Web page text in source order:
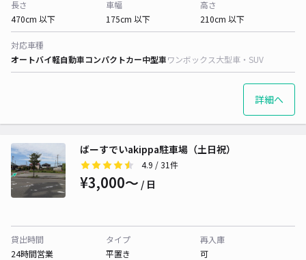
長さ
470cm 以下
車幅
175cm 以下
高さ
210cm 以下
対応車種
オートバイ軽自動車コンパクトカー中型車ワンボックス大型車・SUV
詳細へ
ばーすでいakippa駐車場（土日祝）
4.9 / 31件
¥3,000〜 / 日
貸出時間
24時間営業
タイプ
平置き
再入庫
可